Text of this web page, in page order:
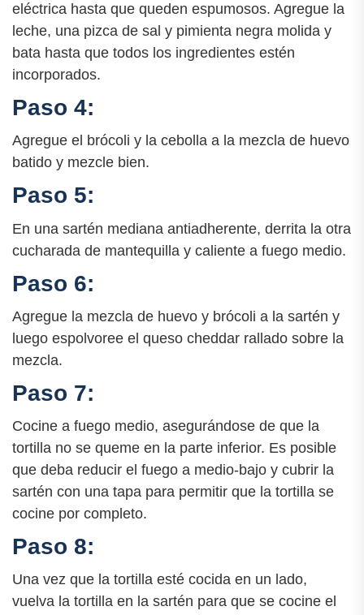
eléctrica hasta que queden espumosos. Agregue la
leche, una pizca de sal y pimienta negra molida y
bata hasta que todos los ingredientes estén
incorporados.
Paso 4:
Agregue el brócoli y la cebolla a la mezcla de huevo
batido y mezcle bien.
Paso 5:
En una sartén mediana antiadherente, derrita la otra
cucharada de mantequilla y caliente a fuego medio.
Paso 6:
Agregue la mezcla de huevo y brócoli a la sartén y
luego espolvoree el queso cheddar rallado sobre la
mezcla.
Paso 7:
Cocine a fuego medio, asegurándose de que la
tortilla no se queme en la parte inferior. Es posible
que deba reducir el fuego a medio-bajo y cubrir la
sartén con una tapa para permitir que la tortilla se
cocine por completo.
Paso 8:
Una vez que la tortilla esté cocida en un lado,
vuelva la tortilla en la sartén para que se cocine el